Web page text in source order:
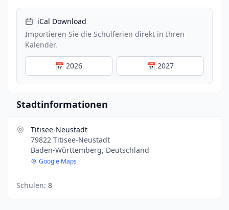
iCal Download
Importieren Sie die Schulferien direkt in Ihren
Kalender.
📅 2026 📅 2027
Stadtinformationen
Titisee-Neustadt
79822 Titisee-Neustadt
Baden-Württemberg, Deutschland
Google Maps
Schulen: 8